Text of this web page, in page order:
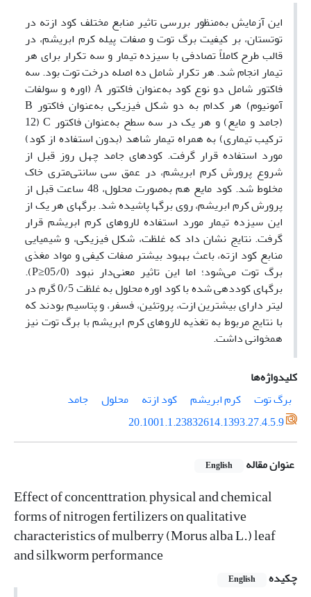
این آزمایش به‌منظور بررسی تاثیر منابع مختلف کود ازته در
توتستان، بر کیفیت برگ توت و صفات پیله کرم ابریشم، در
قالب طرح کاملاً تصادفی با سیزده تیمار و سه تکرار برای هر
تیمار انجام شد. هر تکرار شامل ده اصله درخت توت بود. سه
فاکتور شامل دو نوع کود به‌عنوان فاکتور A (اوره و سولفات
آمونیوم) هر کدام به دو شکل فیزیکی به‌عنوان فاکتور B
(جامد و مایع) و هر یک در سه سطح به‌عنوان فاکتور C (12
ترکیب تیماری) به همراه تیمار شاهد (بدون استفاده از کود)
مورد استفاده قرار گرفت. کودهای جامد چهل روز قبل از
شروع پرورش کرم ابریشم، در عمق سی سانتی‌متری خاک
مخلوط شد. کود مایع هم به‌صورت محلول‌، 48 ساعت قبل از
پرورش کرم ابریشم، روی برگها پاشیده شد. برگهای هر یک از
این سیزده تیمار مورد استفاده لاروهای کرم ابریشم قرار
گرفت. نتایج نشان داد که غلظت، شکل فیزیکی، و شیمیایی
منابع کود ازته، باعث بهبود بیشتر صفات کیفی و مواد مغذی
برگ توت می‌شود؛ اما این تاثیر معنی‌دار نبود (05/0≤P).
برگهای کوددهی شده با کود اوره محلول به غلظت 0/5 گرم در
لیتر دارای بیشترین ازت، پروتئین، فسفر، و پتاسیم بودند که
با نتایج مربوط به تغذیه لاروهای کرم ابریشم با برگ توت نیز
همخوانی داشت.
کلیدواژه‌ها
برگ توت
کرم ابریشم کود ازته محلول
جامد
20.1001.1.23832614.1393.27.4.5.9
عنوان مقاله English
Effect of concenttration, physical and chemical
forms of nitrogen fertilizers on qualitative
characteristics of mulberry (Morus alba L.) leaf
and silkworm performance
چکیده English